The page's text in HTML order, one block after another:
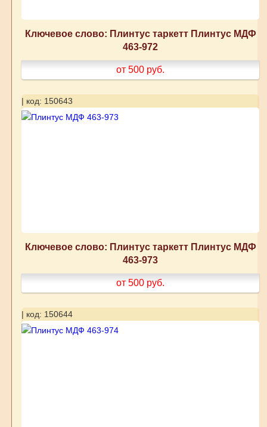
Ключевое слово: Плинтус таркетт Плинтус МДФ
463-972
от 500 руб.
| код: 150643
Ключевое слово: Плинтус таркетт Плинтус МДФ
463-973
от 500 руб.
| код: 150644